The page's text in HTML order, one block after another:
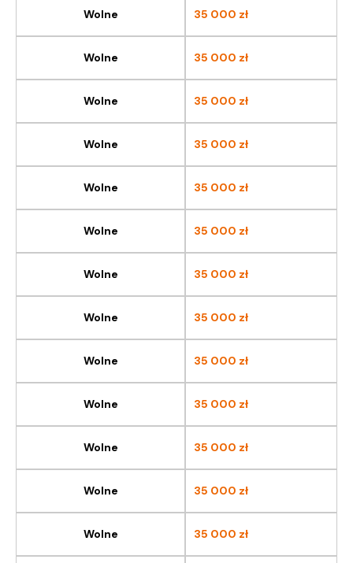
Wolne 35 000 zł
Wolne 35 000 zł
Wolne 35 000 zł
Wolne 35 000 zł
Wolne 35 000 zł
Wolne 35 000 zł
Wolne 35 000 zł
Wolne 35 000 zł
Wolne 35 000 zł
Wolne 35 000 zł
Wolne 35 000 zł
Wolne 35 000 zł
Wolne 35 000 zł